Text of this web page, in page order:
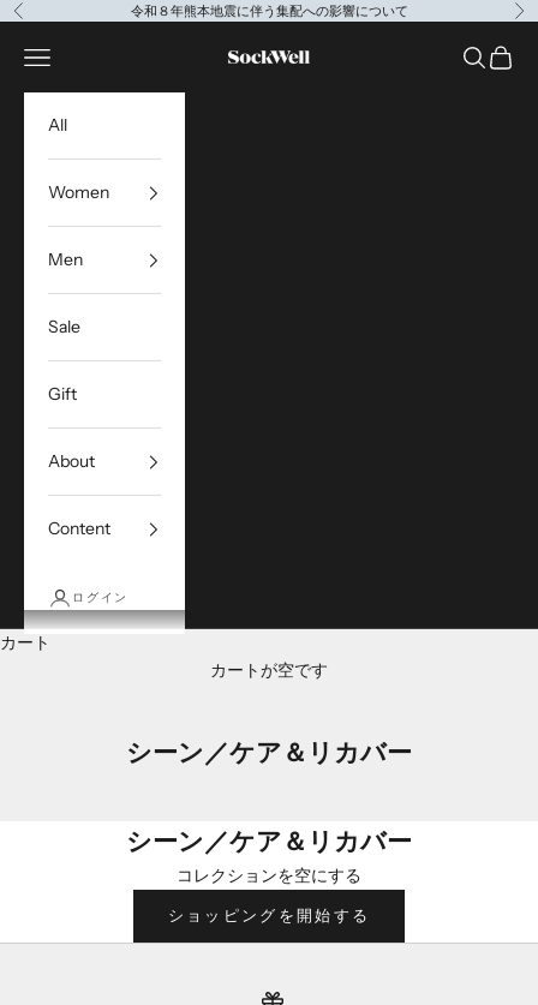
コンテンツへスキップ
前へ 令和８年熊本地震に伴う集配への影響について 次
Sockwell Japan
メニューを開く 検索を開
カー
All
Women
Men
Sale
Gift
About
Content
ログイン
カート
カートが空です
シーン／ケア＆リカバー
シーン／ケア＆リカバー
コレクションを空にする
ショッピングを開始する